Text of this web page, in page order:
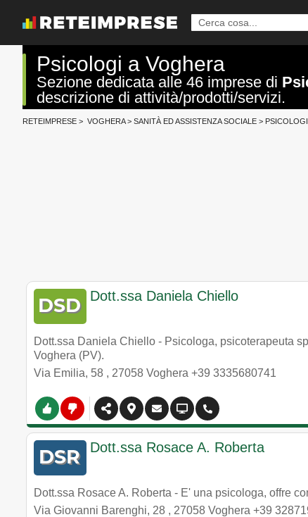
Psicologi a Voghera
Sezione dedicata alle 46 imprese di
descrizione di attività/prodotti/servizi.
RETEIMPRESE > VOGHERA> SANITÀ ED ASSISTENZA SOCIALE > PSICOLOGI
Dott.ssa Daniela Chiello
Dott.ssa Daniela Chiello - Psicologa, psicoterapeuta
Voghera (PV).
Via Emilia, 58 , 27058 Voghera +39 3335680741
Dott.ssa Rosace A. Roberta
Dott.ssa Rosace A. Roberta - E' una psicologa, offre
Via Giovanni Barenghi, 28 , 27058 Voghera +39